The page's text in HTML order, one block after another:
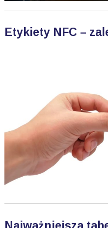
Etykiety NFC –